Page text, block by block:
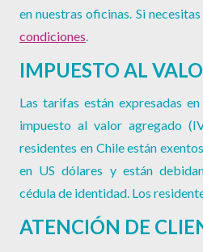
en nuestras oficinas. Si
condiciones.
IMPUESTO AL
Las tarifas están expresadas
impuesto al valor agregado
residentes en Chile están
en US dólares y están
cédula de identidad. Los
ATENCIÓN DE